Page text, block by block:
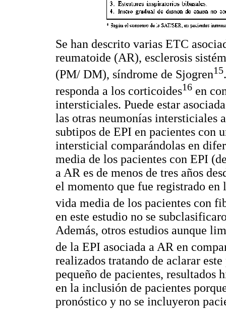
Se han descrito varias ETC
reumatoide (AR), esclerosis
(PM/ DM), síndrome de Sjogren15
responda a los corticoides16 en
intersticiales. Puede estar
las otras neumonías intersticiales
subtipos de EPI en pacientes con
intersticial comparándolas en
media de los pacientes con EPI
a AR es de menos de tres años
el momento que fue registrado
vida media de los pacientes con
en este estudio no se
Además, otros estudios aunque
de la EPI asociada a AR en
realizados tratando de aclarar
pequeño de pacientes, resultados
en la inclusión de pacientes
pronóstico y no se incluyeron